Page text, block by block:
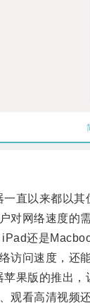
以来都以其
网络速度的需
还是Macbook
问速度，还能
版的推出，
看高清视频还